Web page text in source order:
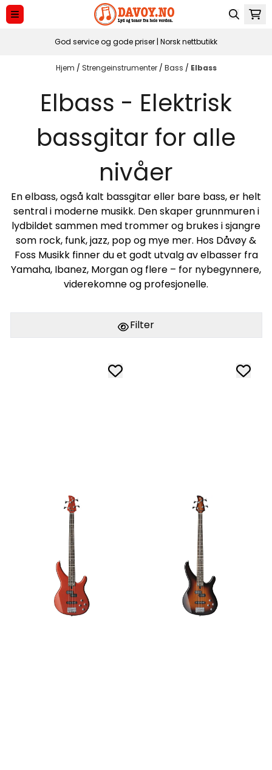
Hopp til innhold
God service og gode priser | Norsk nettbutikk
Hjem / Strengeinstrumenter / Bass / Elbass
Elbass - Elektrisk
bassgitar for alle
nivåer
En elbass, også kalt bassgitar eller bare bass, er helt
sentral i moderne musikk. Den skaper grunnmuren i
lydbildet sammen med trommer og brukes i sjangre
som rock, funk, jazz, pop og mye mer. Hos Dåvøy &
Foss Musikk finner du et godt utvalg av elbasser fra
Yamaha, Ibanez, Morgan og flere – for nybegynnere,
viderekomne og profesjonelle.
Filter